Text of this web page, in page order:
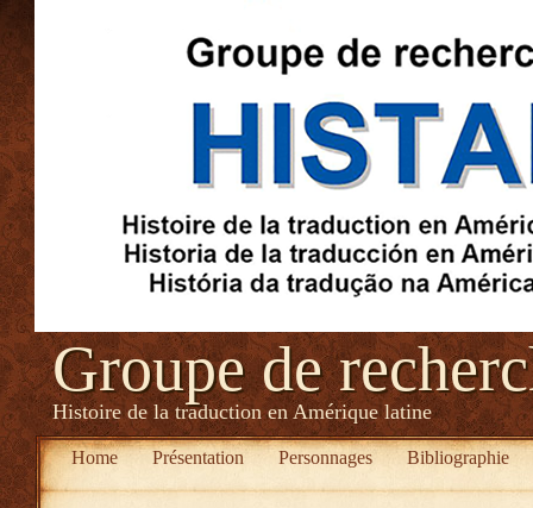
Groupe de
Histoire de la traduction en Amérique latine
Home Présentation Personnages Bibliographie